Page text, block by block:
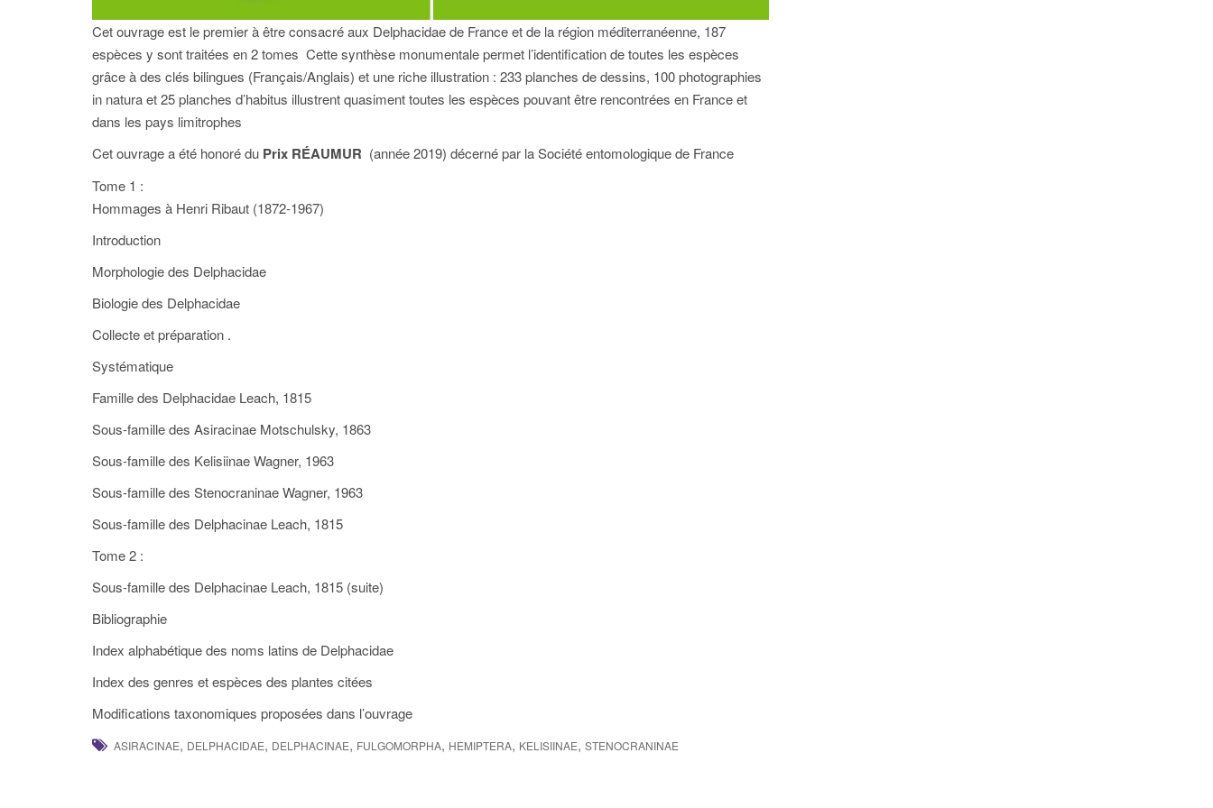
Cet ouvrage est le premier à être consacré aux Delphacidae de France et de la région méditerranéenne, 187
espèces y sont traitées en 2 tomes Cette synthèse monumentale permet l’identification de toutes les espèces
grâce à des clés bilingues (Français/Anglais) et une riche illustration : 233 planches de dessins, 100 photographies
in natura et 25 planches d’habitus illustrent quasiment toutes les espèces pouvant être rencontrées en France et
dans les pays limitrophes
Cet ouvrage a été honoré du Prix RÉAUMUR (année 2019) décerné par la Société entomologique de France
Tome 1 :
Hommages à Henri Ribaut (1872-1967)
Introduction
Morphologie des Delphacidae
Biologie des Delphacidae
Collecte et préparation .
Systématique
Famille des Delphacidae Leach, 1815
Sous-famille des Asiracinae Motschulsky, 1863
Sous-famille des Kelisiinae Wagner, 1963
Sous-famille des Stenocraninae Wagner, 1963
Sous-famille des Delphacinae Leach, 1815
Tome 2 :
Sous-famille des Delphacinae Leach, 1815 (suite)
Bibliographie
Index alphabétique des noms latins de Delphacidae
Index des genres et espèces des plantes citées
Modifications taxonomiques proposées dans l’ouvrage
ASIRACINAE, DELPHACIDAE, DELPHACINAE, FULGOMORPHA, HEMIPTERA, KELISIINAE, STENOCRANINAE